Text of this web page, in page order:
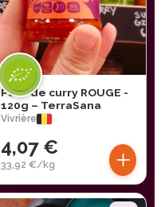
Pâte de curry ROUGE -
120g – TerraSana
Vivrière
4,07 €
33,92 €/kg +